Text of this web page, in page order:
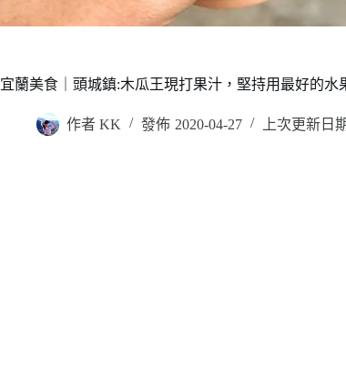
宜蘭美食｜頭城鎮:木瓜王現打果汁，堅持用最好的水
作者 KK 發佈 2020-04-27 上次更新日